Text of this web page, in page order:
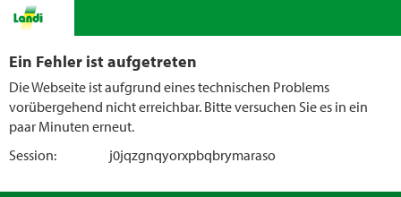
Ein Fehler ist aufgetreten
Die Webseite ist aufgrund eines technischen Problems
vorübergehend nicht erreichbar. Bitte versuchen Sie es in ein
paar Minuten erneut.
Session:
j0jqzgnqyorxpbqbrymaraso